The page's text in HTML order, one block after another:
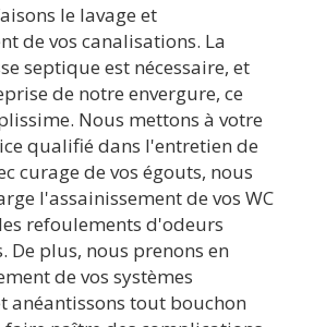
le lavage et
de vos canalisations. La
septique est nécessaire, et
de notre envergure, ce
Nous mettons à votre
qualifié dans l'entretien de
curage de vos égouts, nous
l'assainissement de vos WC
refoulements d'odeurs
De plus, nous prenons en
de vos systèmes
anéantissons tout bouchon